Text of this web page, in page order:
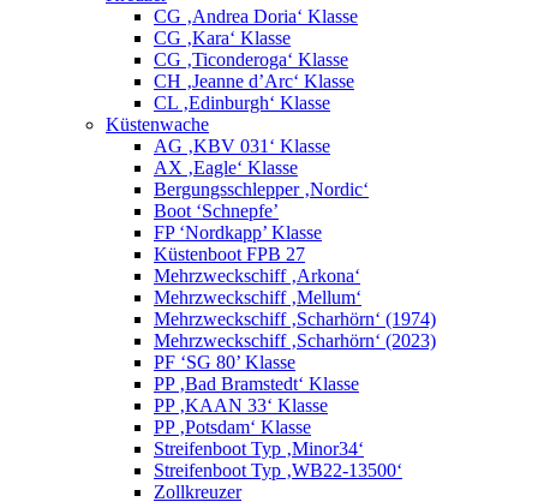
CG ‚Andrea Doria‘ Klasse
CG ‚Kara‘ Klasse
CG ‚Ticonderoga‘ Klasse
CH ‚Jeanne d’Arc‘ Klasse
CL ‚Edinburgh‘ Klasse
Küstenwache
AG ‚KBV 031‘ Klasse
AX ‚Eagle‘ Klasse
Bergungsschlepper ‚Nordic‘
Boot ‘Schnepfe’
FP ‘Nordkapp’ Klasse
Küstenboot FPB 27
Mehrzweckschiff ‚Arkona‘
Mehrzweckschiff ‚Mellum‘
Mehrzweckschiff ‚Scharhörn‘ (1974)
Mehrzweckschiff ‚Scharhörn‘ (2023)
PF ‘SG 80’ Klasse
PP ‚Bad Bramstedt‘ Klasse
PP ‚KAAN 33‘ Klasse
PP ‚Potsdam‘ Klasse
Streifenboot Typ ‚Minor34‘
Streifenboot Typ ‚WB22-13500‘
Zollkreuzer